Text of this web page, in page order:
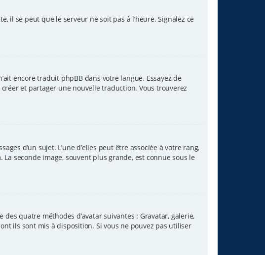
il se peut que le serveur ne soit pas à l’heure. Signalez ce
encore traduit phpBB dans votre langue. Essayez de
et partager une nouvelle traduction. Vous trouverez
d’un sujet. L’une d’elles peut être associée à votre rang,
seconde image, souvent plus grande, est connue sous le
quatre méthodes d’avatar suivantes : Gravatar, galerie,
ils sont mis à disposition. Si vous ne pouvez pas utiliser